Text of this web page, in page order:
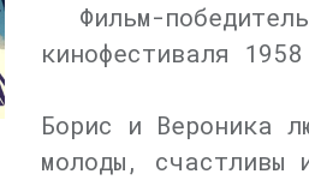
Фильм-
кинофестиваля
Борис и Вероника
молоды, счастливы